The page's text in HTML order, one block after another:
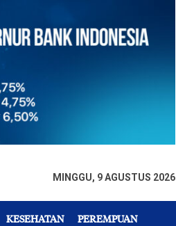
MINGGU, 9 AGUSTUS 2026
KESEHATAN PEREMPUAN